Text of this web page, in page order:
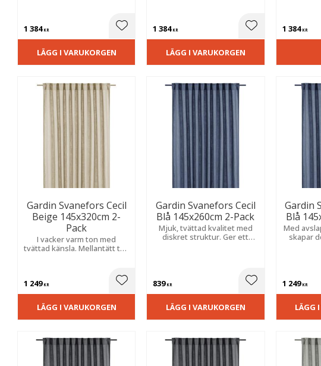
varm, ombonad och stilfull
känsla i rummet.
1 384KR Lägg till i favoriter
LÄGG I VARUKORGEN
skapar en varm, ombonad
1 384KR Lägg till i
LÄGG I VARUKORGEN
1 384KR
Gardin Svanefors Cecil
Beige 145x320cm 2-
Pack
I vacker varm ton med
tvättad känsla. Mellantätt tyg
1 249KR Lägg till i favoriter
LÄGG I VARUKORGEN
Gardin Svanefors Cecil
Blå 145x260cm 2-Pack
Mjuk, tvättad kvalitet med
diskret struktur. Ger ett
839KR Lägg till i
LÄGG I VARUKORGEN
Gardin
Blå
Med
skapar
1 249KR
LÄGG